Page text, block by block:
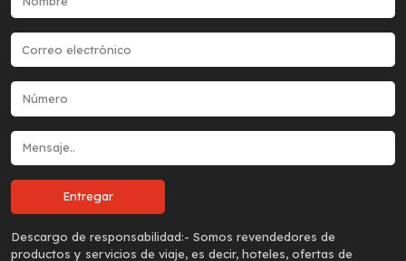
Descargo de responsabilidad:- Somos revendedores de
productos y servicios de viaje, es decir, hoteles, ofertas de